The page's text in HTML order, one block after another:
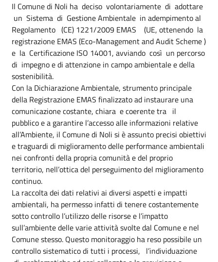
Il Comune di Noli ha deciso volontariamente di adottare
un Sistema di Gestione Ambientale in adempimento al
Regolamento (CE) 1221/2009 EMAS (UE, ottenendo la
registrazione EMAS (Eco-Management and Audit Scheme )
e la Certificazione ISO 14001, avviando così un percorso
di impegno e di attenzione in campo ambientale e della
sostenibilità.
Con la Dichiarazione Ambientale, strumento principale
della Registrazione EMAS finalizzato ad instaurare una
comunicazione costante, chiara e coerente tra il
pubblico e a garantire l’accesso alle informazioni relative
all’Ambiente, il Comune di Noli si è assunto precisi obiettivi
e traguardi di miglioramento delle performance ambientali
nei confronti della propria comunità e del proprio
territorio, nell’ottica del perseguimento del miglioramento
continuo.
La raccolta dei dati relativi ai diversi aspetti e impatti
ambientali, ha permesso infatti di tenere costantemente
sotto controllo l’utilizzo delle risorse e l’impatto
sull’ambiente delle varie attività svolte dal Comune e nel
Comune stesso. Questo monitoraggio ha reso possibile un
controllo sistematico di tutti i processi, l’individuazione